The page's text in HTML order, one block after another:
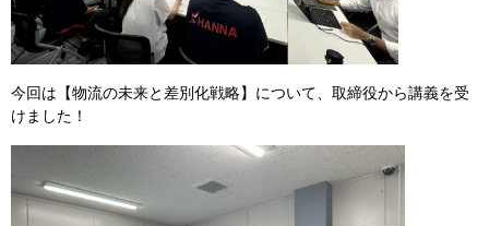
今回は【物流の未来と差別化戦略】について、取締役から講義を受
けました！